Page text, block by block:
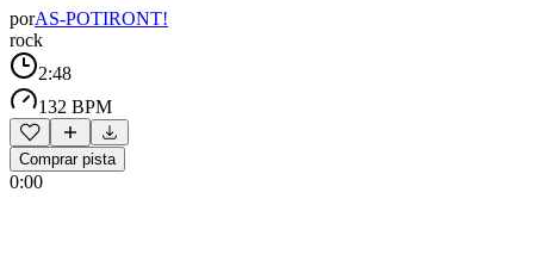
porAS-POTIRONT!
rock
2:48
132 BPM
Comprar pista
0:00